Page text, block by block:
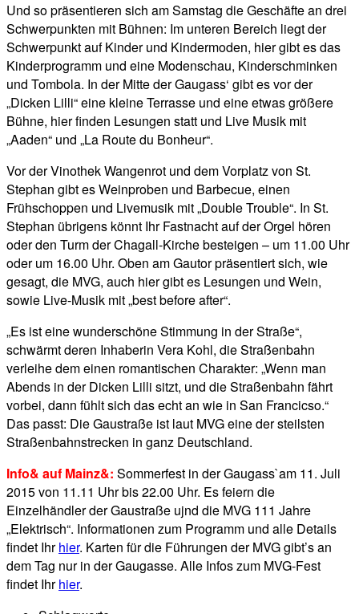
Und so präsentieren sich am Samstag die Geschäfte an drei
Schwerpunkten mit Bühnen: Im unteren Bereich liegt der
Schwerpunkt auf Kinder und Kindermoden, hier gibt es das
Kinderprogramm und eine Modenschau, Kinderschminken
und Tombola. In der Mitte der Gaugass‘ gibt es vor der
„Dicken Lilli“ eine kleine Terrasse und eine etwas größere
Bühne, hier finden Lesungen statt und Live Musik mit
„Aaden“ und „La Route du Bonheur“.
Vor der Vinothek Wangenrot und dem Vorplatz von St.
Stephan gibt es Weinproben und Barbecue, einen
Frühschoppen und Livemusik mit „Double Trouble“. In St.
Stephan übrigens könnt Ihr Fastnacht auf der Orgel hören
oder den Turm der Chagall-Kirche besteigen – um 11.00 Uhr
oder um 16.00 Uhr. Oben am Gautor präsentiert sich, wie
gesagt, die MVG, auch hier gibt es Lesungen und Wein,
sowie Live-Musik mit „best before after“.
„Es ist eine wunderschöne Stimmung in der Straße“,
schwärmt deren Inhaberin Vera Kohl, die Straßenbahn
verleihe dem einen romantischen Charakter: „Wenn man
Abends in der Dicken Lilli sitzt, und die Straßenbahn fährt
vorbei, dann fühlt sich das echt an wie in San Francicso.“
Das passt: Die Gaustraße ist laut MVG eine der steilsten
Straßenbahnstrecken in ganz Deutschland.
Info& auf Mainz&: Sommerfest in der Gaugass`am 11. Juli
2015 von 11.11 Uhr bis 22.00 Uhr. Es feiern die
Einzelhändler der Gaustraße ujnd die MVG 111 Jahre
„Elektrisch“. Informationen zum Programm und alle Details
findet Ihrhier. Karten für die Führungen der MVG gibt’s an
dem Tag nur in der Gaugasse. Alle Infos zum MVG-Fest
findet Ihrhier.